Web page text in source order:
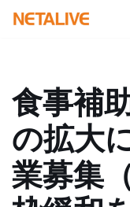
ン
ツ
へ
ス
キ
ッ
食事補
の拡大
業募集